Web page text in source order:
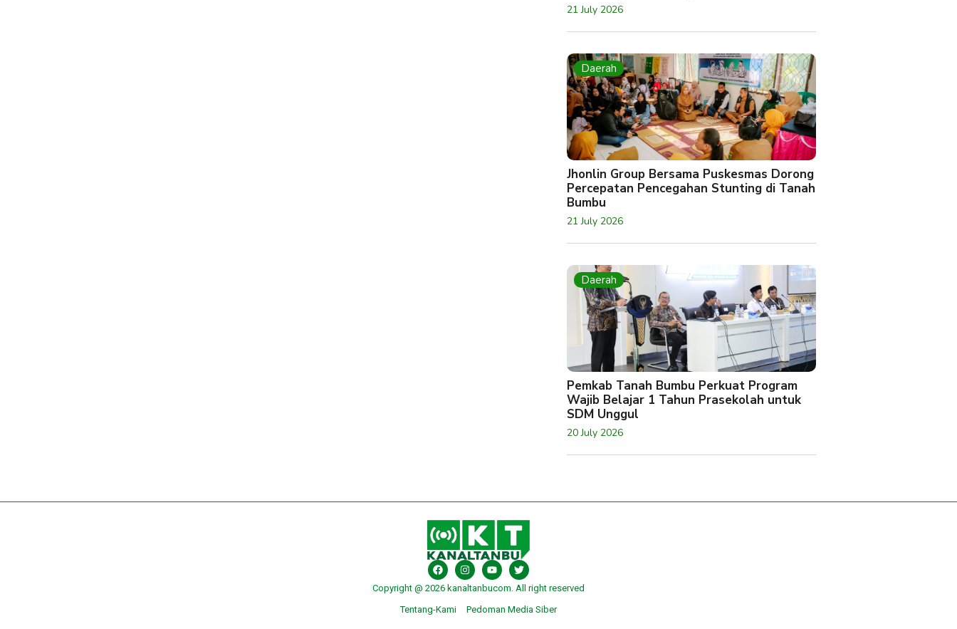
21 July 2026
Daerah
Jhonlin Group Bersama Puskesmas Dorong
Percepatan Pencegahan Stunting di Tanah
Bumbu
21 July 2026
Daerah
Pemkab Tanah Bumbu Perkuat Program
Wajib Belajar 1 Tahun Prasekolah untuk
SDM Unggul
20 July 2026
Copyright @ 2026 kanaltanbucom. All right reserved
Tentang-Kami
Pedoman Media Siber